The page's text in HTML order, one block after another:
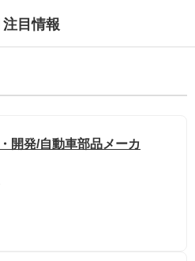
注目情報
開発/自動車部品メーカ